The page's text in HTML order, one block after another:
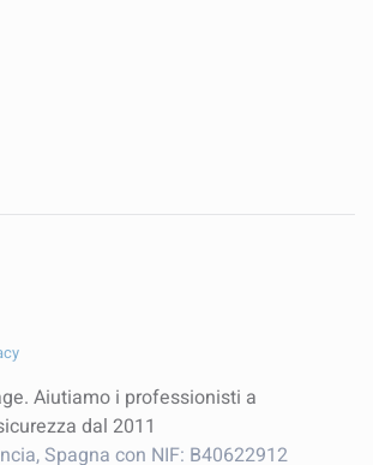
Aiutiamo i professionisti a
dal 2011
Spagna con NIF: B40622912